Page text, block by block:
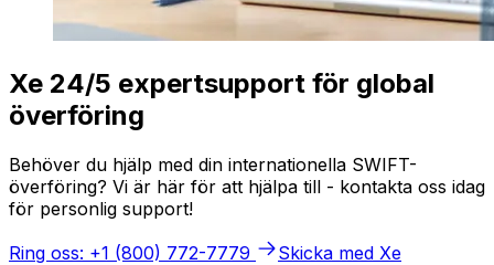
Xe 24/5 expertsupport för global
överföring
Behöver du hjälp med din internationella SWIFT-
överföring? Vi är här för att hjälpa till - kontakta oss idag
för personlig support!
Ring oss: +1 (800) 772-7779
Skicka med Xe